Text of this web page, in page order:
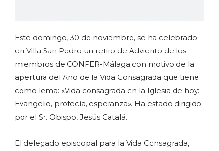
Este domingo, 30 de noviembre, se ha celebrado
en Villa San Pedro un retiro de Adviento de los
miembros de CONFER-Málaga con motivo de la
apertura del Año de la Vida Consagrada que tiene
como lema: «Vida consagrada en la Iglesia de hoy:
Evangelio, profecía, esperanza». Ha estado dirigido
por el Sr. Obispo, Jesús Catalá.
El delegado episcopal para la Vida Consagrada,